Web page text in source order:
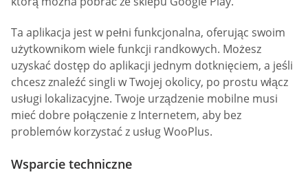
Ta aplikacja jest w pełni funkcjonalna, oferując swoim
użytkownikom wiele funkcji randkowych. Możesz
uzyskać dostęp do aplikacji jednym dotknięciem, a jeśli
chcesz znaleźć singli w Twojej okolicy, po prostu włącz
usługi lokalizacyjne. Twoje urządzenie mobilne musi
mieć dobre połączenie z Internetem, aby bez
problemów korzystać z usług WooPlus.
Wsparcie techniczne